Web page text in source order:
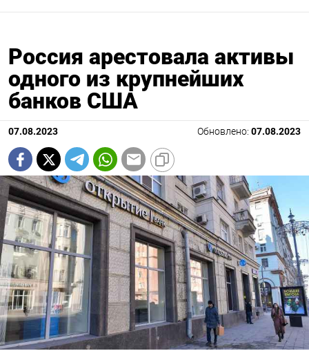
Россия арестовала активы
одного из крупнейших
банков США
07.08.2023 Обновлено: 07.08.2023